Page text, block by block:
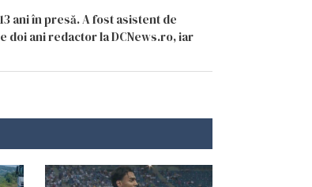
ani în presă. A fost asistent de
doi ani redactor la DCNews.ro, iar